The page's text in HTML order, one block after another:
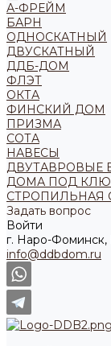
А-ФРЕЙМ
БАРН
ОДНОСКАТНЫЙ
ДВУСКАТНЫЙ
ДДБ-ДОМ
ФЛЭТ
ОКТА
ФИНСКИЙ ДОМ
ПРИЗМА
СОТА
НАВЕСЫ
ДВУТАВРОВЫЕ
ДОМА ПОД
СТРОПИЛЬНАЯ
Задать вопрос
Войти
г. Наро-
info@ddbdom.ru